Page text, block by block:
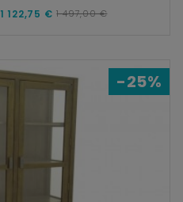
1 122,75 € 1 497,00 €
-25%